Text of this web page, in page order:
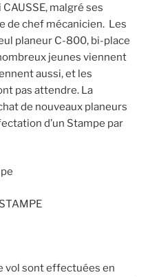
CAUSSE, malgré ses
de chef mécanicien. Les
planeur C-800, bi-place
jeunes viennent
aussi, et les
pas attendre. La
de nouveaux planeurs
d’un Stampe par
vol sont effectuées en